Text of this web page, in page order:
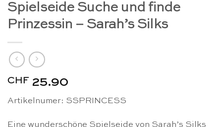
Spielseide Suche und finde
Prinzessin – Sarah’s Silks
CHF 25.90
Artikelnumer: SSPRINCESS
Eine wunderschöne Spielseide von Sarah’s Silks